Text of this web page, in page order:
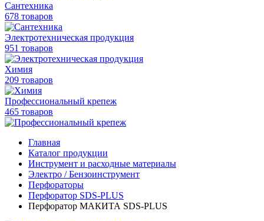
Сантехника
678 товаров
Электротехническая продукция
951 товаров
Химия
209 товаров
Профессиональный крепеж
465 товаров
Главная
Каталог продукции
Инструмент и расходные материалы
Электро / Бензоинструмент
Перфораторы
Перфоратор SDS-PLUS
Перфоратор МАКИТА SDS-PLUS